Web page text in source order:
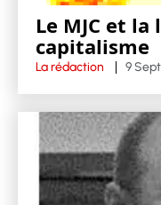
Le MJC et
capitalisme
La rédaction 9